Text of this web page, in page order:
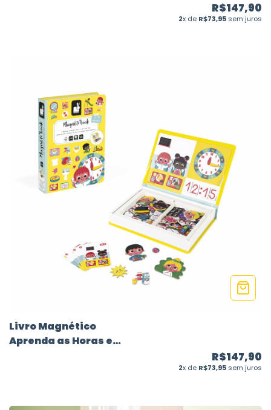
R$147,90
2x de R$73,95 sem juros
Livro Magnético
Aprenda as Horas e
R$147,90
2x de R$73,95 sem juros